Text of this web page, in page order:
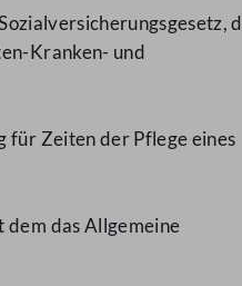
Kranken- und
für Zeiten der Pflege eines
das Allgemeine